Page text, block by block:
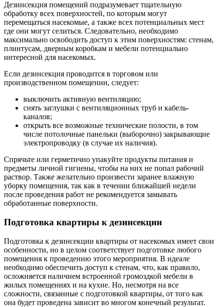
Дезинсекция помещений подразумевает тщательную
обработку всех поверхностей, по которым могут
перемещаться насекомые, а также всех потенциальных мест
где они могут селиться. Следовательно, необходимо
максимально освободить доступ к этим поверхностям: стенам,
плинтусам, дверным коробкам и мебели потенциально
интересной для насекомых.
Если дезинсекция проводится в торговом или
производственном помещении, следует:
выключить активную вентиляцию;
снять заглушки с вентиляционных труб и кабель-
каналов;
открыть все возможные технические полости, в том
числе потолочные панельки (выборочно) закрывающие
электропроводку (в случае их наличия).
Спрячьте или герметично упакуйте продукты питания и
предметы личной гигиены, чтобы на них не попал рабочий
раствор. Также желательно произвести заранее влажную
уборку помещения, так как в течении ближайшей недели
после проведения работ не рекомендуется замывать
обработанные поверхности.
Подготовка квартиры к дезинсекции
Подготовка к дезинсекции квартиры от насекомых имеет свои
особенности, но в целом соответствует подготовке любого
помещения к проведению этого мероприятия. В идеале
необходимо обеспечить доступ к стенам, что, как правило,
осложняется наличием встроенной громоздкой мебели в
жилых помещениях и на кухне. Но, несмотря на все
сложности, связанные с подготовкой квартиры, от того как
она будет проведена зависит во многом конечный результат.